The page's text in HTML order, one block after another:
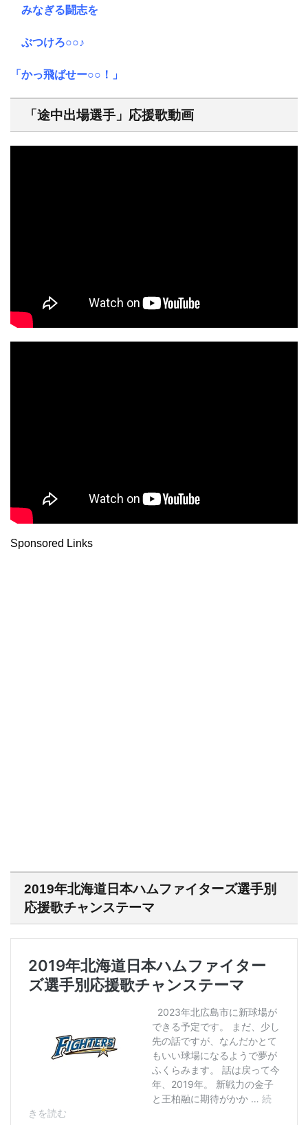
みなぎる闘志を
ぶつけろ○○♪
「かっ飛ばせー○○！」
「途中出場選手」応援歌動画
Sponsored Links
2019年北海道日本ハムファイターズ選手別
応援歌チャンステーマ